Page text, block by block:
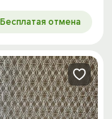
Бесплатая отмена